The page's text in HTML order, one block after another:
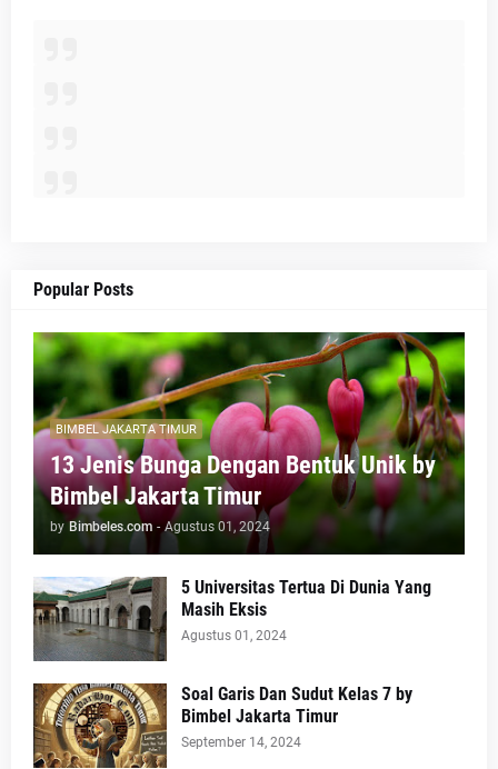
Popular Posts
BIMBEL JAKARTA TIMUR
13 Jenis Bunga Dengan Bentuk Unik by
Bimbel Jakarta Timur
by Bimbeles.com - Agustus 01, 2024
5 Universitas Tertua Di Dunia Yang
Masih Eksis
Agustus 01, 2024
Soal Garis Dan Sudut Kelas 7 by
Bimbel Jakarta Timur
September 14, 2024